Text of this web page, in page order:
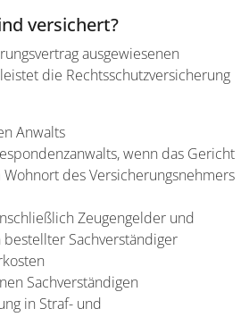
versichert?
ausgewiesenen
die Rechtsschutzversicherung
Anwalts
wenn das Gericht
des Versicherungsnehmers
Zeugengelder und
Sachverständiger
Sachverständigen
in Straf- und